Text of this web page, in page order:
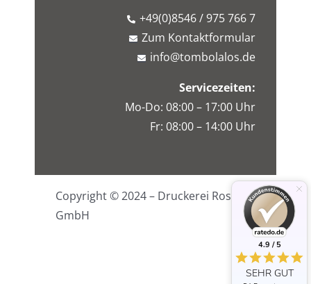
+49(0)8546 / 975 766 7
Zum Kontaktformular
info@tombolalos.de
Servicezeiten:
Mo-Do: 08:00 – 17:00 Uhr
Fr: 08:00 – 14:00 Uhr
Copyright © 2024 – Druckerei Rossa
GmbH
4.9 / 5
SEHR GUT